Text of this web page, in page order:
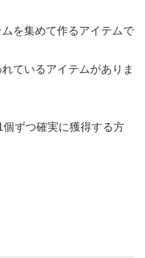
を集めて作るアイテムで
ているアイテムがありま
ずつ確実に獲得する方